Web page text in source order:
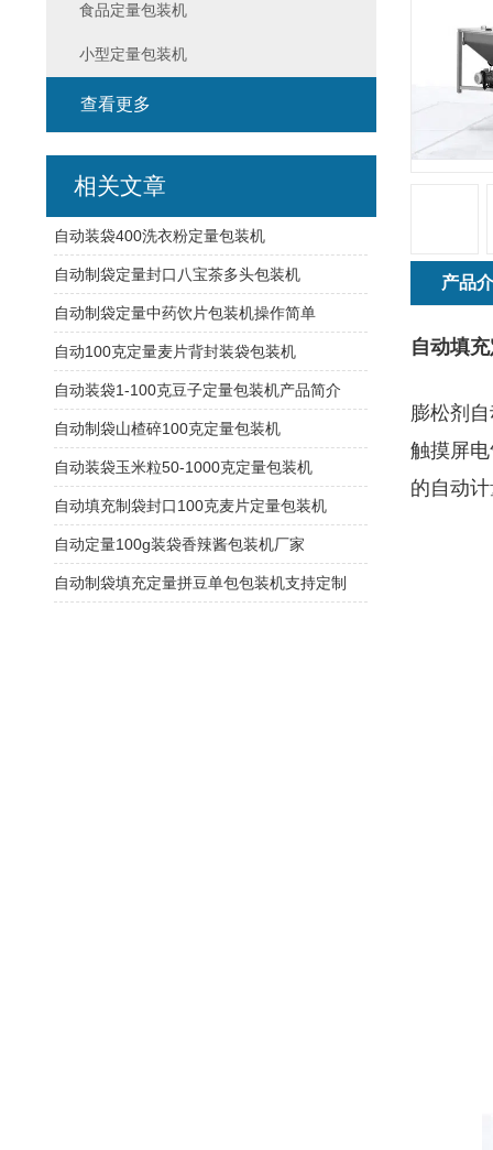
产品
自动填
膨松剂
触摸屏
的自动
食品定量包装机
小型定量包装机
查看更多
相关文章
自动装袋400洗衣粉定量包装机
自动制袋定量封口八宝茶多头包装机
自动制袋定量中药饮片包装机操作简单
自动100克定量麦片背封装袋包装机
自动装袋1-100克豆子定量包装机产品简介
自动制袋山楂碎100克定量包装机
自动装袋玉米粒50-1000克定量包装机
自动填充制袋封口100克麦片定量包装机
自动定量100g装袋香辣酱包装机厂家
自动制袋填充定量拼豆单包包装机支持定制